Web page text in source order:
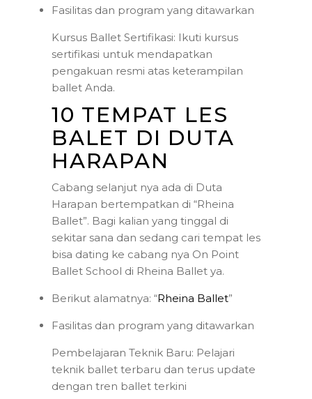
Fasilitas dan program yang ditawarkan
Kursus Ballet Sertifikasi: Ikuti kursus
sertifikasi untuk mendapatkan
pengakuan resmi atas keterampilan
ballet Anda.
10 TEMPAT LES
BALET DI DUTA
HARAPAN
Cabang selanjut nya ada di Duta
Harapan bertempatkan di “Rheina
Ballet”. Bagi kalian yang tinggal di
sekitar sana dan sedang cari tempat les
bisa dating ke cabang nya On Point
Ballet School di Rheina Ballet ya.
Berikut alamatnya: “Rheina Ballet”
Fasilitas dan program yang ditawarkan
Pembelajaran Teknik Baru: Pelajari
teknik ballet terbaru dan terus update
dengan tren ballet terkini